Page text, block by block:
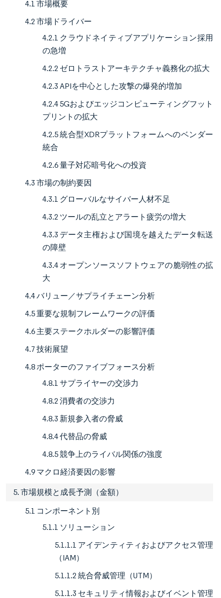
4.1 市場概要
4.2 市場ドライバー
4.2.1 クラウドネイティブアプリケーション採用
の急増
4.2.2 ゼロトラストアーキテクチャ義務化の拡大
4.2.3 APIを中心とした攻撃の爆発的増加
4.2.4 5Gおよびエッジコンピューティングフット
プリントの拡大
4.2.5 統合型XDRプラットフォームへのベンダー
統合
4.2.6 量子対応暗号化への投資
4.3 市場の制約要因
4.3.1 グローバルなサイバー人材不足
4.3.2 ツールの乱立とアラート疲労の増大
4.3.3 データ主権および国境を越えたデータ転送
の障壁
4.3.4 オープンソースソフトウェアの脆弱性の拡
大
4.4 バリュー／サプライチェーン分析
4.5 重要な規制フレームワークの評価
4.6 主要ステークホルダーの影響評価
4.7 技術展望
4.8 ポーターのファイブフォース分析
4.8.1 サプライヤーの交渉力
4.8.2 消費者の交渉力
4.8.3 新規参入者の脅威
4.8.4 代替品の脅威
4.8.5 競争上のライバル関係の強度
4.9 マクロ経済要因の影響
5. 市場規模と成長予測（金額）
5.1 コンポーネント別
5.1.1 ソリューション
5.1.1.1 アイデンティティおよびアクセス管理
（IAM）
5.1.1.2 統合脅威管理（UTM）
5.1.1.3 セキュリティ情報およびイベント管理